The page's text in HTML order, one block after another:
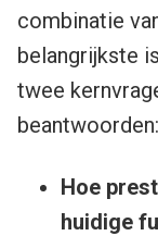
combinatie
belangrijkste
twee
beantwoorden:
Hoe
huidige